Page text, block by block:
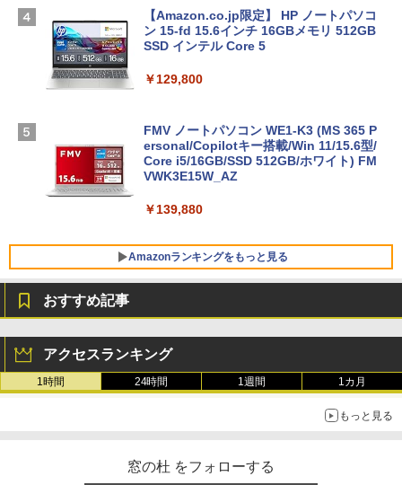
【Amazon.co.jp限定】 HP ノートパソコ
ン 15-fd 15.6インチ 16GBメモリ 512GB
SSD インテル Core 5
￥129,800
FMV ノートパソコン WE1-K3 (MS 365 P
ersonal/Copilotキー搭載/Win 11/15.6型/
Core i5/16GB/SSD 512GB/ホワイト) FM
VWK3E15W_AZ
￥139,880
Amazonランキングをもっと見る
定バーチャルアイテムを含む】 【オンラ
インゲームコード】 ロブロックス | オン
ラインコード版
Microsoft Office Home & Business 202
4(最新 永続版)|オンラインコード版|Wind
￥1,766
出す プロンプトの言葉 AI画像生成シリー
ズ (はぴーイラストLabo)
ンチディスプレイ、色調調節ライト、12
週間持続バッテリー、広告なし、ブラッ
ク
Amazon Kindle - 目に優しい、かさばら
ない、大きな画面で読みやすい、6週間持
おすすめ記事
アクセスランキング
1時間 24時間 1週間 1カ月
もっと見る
窓の杜 をフォローする